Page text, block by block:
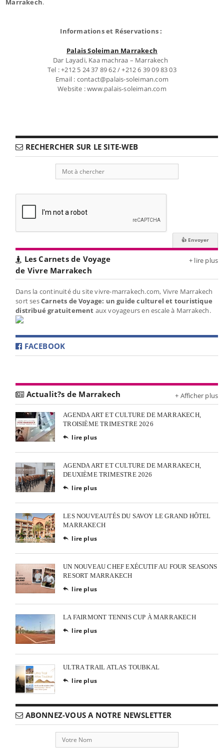
Marrakech.
Informations et Réservations :
Palais Soleiman Marrakech
Dar Layadi, Kaa machraa – Marrakech
Tel : +212 5 24 37 89 62 / +212 6 39 09 83 03
Email : contact@palais-soleiman.com
Website : www.palais-soleiman.com
RECHERCHER SUR LE SITE-WEB
Les Carnets de Voyage
de Vivre Marrakech
+ lire plus
Dans la continuité du site vivre-marrakech.com, Vivre Marrakech
sort sesCarnets de Voyage: un guide culturel et touristique
distribué gratuitement aux voyageurs en escale à Marrakech.
FACEBOOK
Actualit?s de Marrakech + Afficher plus
AGENDA ART ET CULTURE DE MARRAKECH,
TROISIÈME TRIMESTRE 2026
 lire plus
AGENDA ART ET CULTURE DE MARRAKECH,
DEUXIÈME TRIMESTRE 2026
 lire plus
LES NOUVEAUTÉS DU SAVOY LE GRAND HÔTEL
MARRAKECH
 lire plus
UN NOUVEAU CHEF EXÉCUTIF AU FOUR SEASONS
RESORT MARRAKECH
 lire plus
LA FAIRMONT TENNIS CUP À MARRAKECH
 lire plus
ULTRA TRAIL ATLAS TOUBKAL
 lire plus
ABONNEZ-VOUS A NOTRE NEWSLETTER